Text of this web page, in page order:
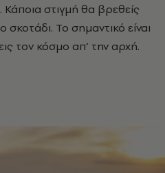
Κάποια στιγμή θα βρεθείς
Το σημαντικό είναι
τον κόσμο απ’ την αρχή.